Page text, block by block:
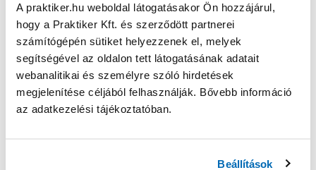
A praktiker.hu weboldal látogatásakor Ön hozzájárul,
hogy a Praktiker Kft. és szerződött partnerei
számítógépén sütiket helyezzenek el, melyek
segítségével az oldalon tett látogatásának adatait
webanalitikai és személyre szóló hirdetések
megjelenítése céljából felhasználják. Bővebb információ
az adatkezelési tájékoztatóban.
Beállítások
Oldal újratöltése